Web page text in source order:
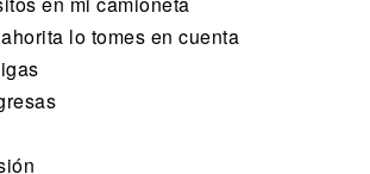
lo tomes en cuenta